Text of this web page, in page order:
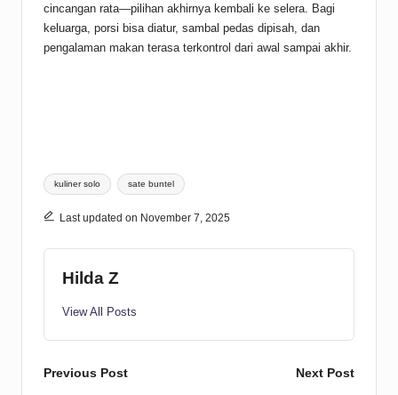
cincangan rata—pilihan akhirnya kembali ke selera. Bagi
keluarga, porsi bisa diatur, sambal pedas dipisah, dan
pengalaman makan terasa terkontrol dari awal sampai akhir.
Tags:
kuliner solo sate buntel
Last updated on November 7, 2025
Hilda Z
View All Posts
Post
Previous Post Next Post